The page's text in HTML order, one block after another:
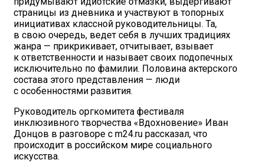
страницы из дневника и участвуют в топорных
инициативах классной руководительницы. Та,
в свою очередь, ведет себя в лучших традициях
жанра — прикрикивает, отчитывает, взывает
к ответственности и называет своих подопечных
исключительно по фамилии. Половина актерского
состава этого представления — люди
с особенностями развития.
Руководитель оргкомитета фестиваля
инклюзивного творчества «Вдохновение» Иван
Донцов в разговоре с m24.ru рассказал, что
происходит в российском мире социального
искусства.